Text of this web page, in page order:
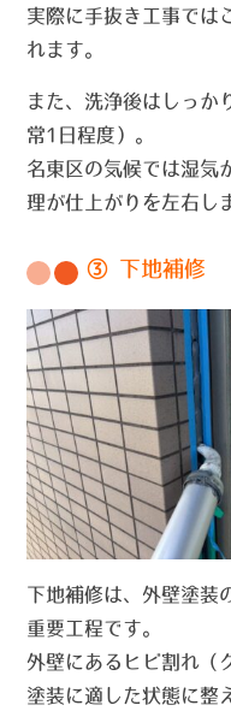
実際に手抜き工事では
れます。
また、洗浄後はしっか
常1日程度）。
名東区の気候では湿気
理が仕上がりを左右し
③ 下地補修
下地補修は、外壁塗装
重要工程です。
外壁にあるヒビ割れ（
塗装に適した状態に整